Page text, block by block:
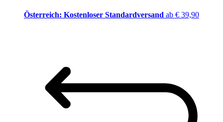
Österreich: Kostenloser Standardversand ab € 39,90